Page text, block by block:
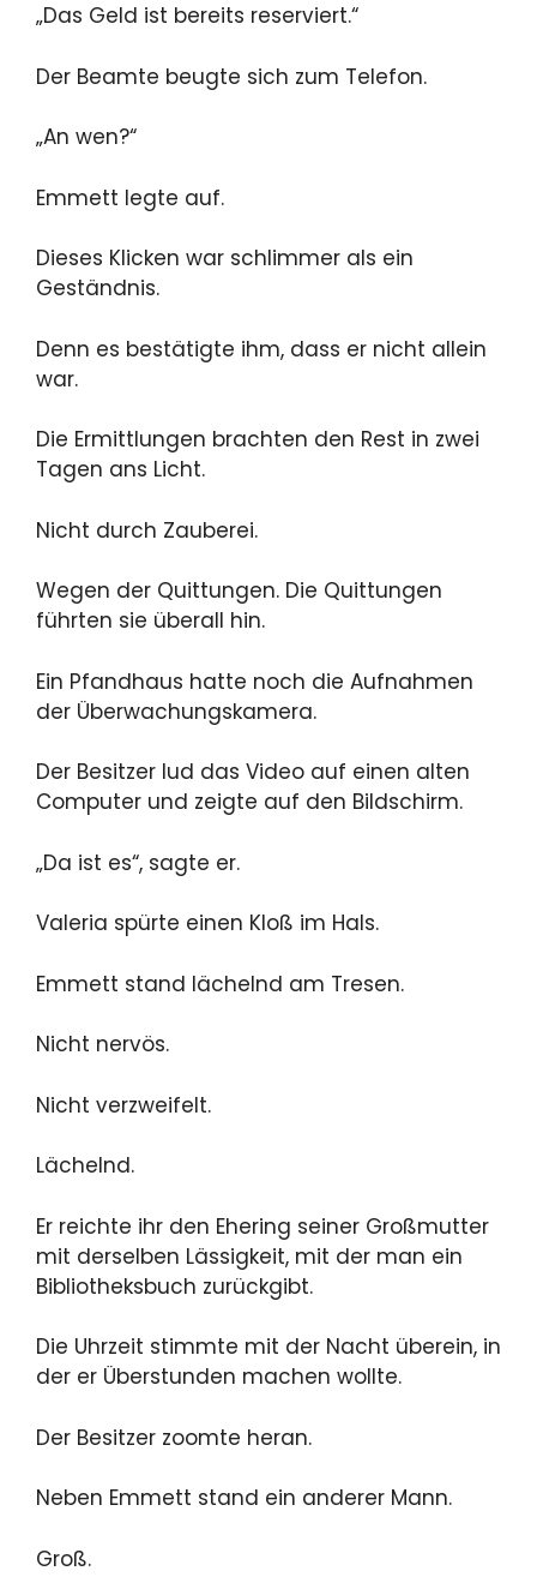
„Das Geld ist bereits reserviert.“
Der Beamte beugte sich zum Telefon.
„An wen?“
Emmett legte auf.
Dieses Klicken war schlimmer als ein
Geständnis.
Denn es bestätigte ihm, dass er nicht allein
war.
Die Ermittlungen brachten den Rest in zwei
Tagen ans Licht.
Nicht durch Zauberei.
Wegen der Quittungen. Die Quittungen
führten sie überall hin.
Ein Pfandhaus hatte noch die Aufnahmen
der Überwachungskamera.
Der Besitzer lud das Video auf einen alten
Computer und zeigte auf den Bildschirm.
„Da ist es“, sagte er.
Valeria spürte einen Kloß im Hals.
Emmett stand lächelnd am Tresen.
Nicht nervös.
Nicht verzweifelt.
Lächelnd.
Er reichte ihr den Ehering seiner Großmutter
mit derselben Lässigkeit, mit der man ein
Bibliotheksbuch zurückgibt.
Die Uhrzeit stimmte mit der Nacht überein, in
der er Überstunden machen wollte.
Der Besitzer zoomte heran.
Neben Emmett stand ein anderer Mann.
Groß.